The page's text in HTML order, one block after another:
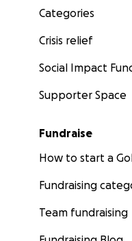
Categories
Crisis relief
Social Impact
Supporter Space
Fundraise
How to start a
Fundraising
Team fundraising